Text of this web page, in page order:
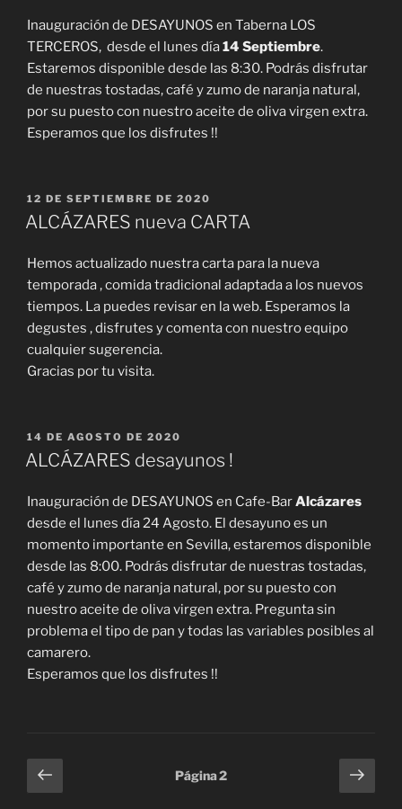
Inauguración de DESAYUNOS en Taberna LOS
TERCEROS, desde el lunes día14 Septiembre.
Estaremos disponible desde las 8:30. Podrás disfrutar
de nuestras tostadas, café y zumo de naranja natural,
por su puesto con nuestro aceite de oliva virgen extra.
Esperamos que los disfrutes !!
PUBLICADO
EL
12 DE SEPTIEMBRE DE 2020
ALCÁZARES nueva CARTA
Hemos actualizado nuestra carta para la nueva
temporada , comida tradicional adaptada a los nuevos
tiempos. La puedes revisar en la web. Esperamos la
degustes , disfrutes y comenta con nuestro equipo
cualquier sugerencia.
Gracias por tu visita.
PUBLICADO
EL
14 DE AGOSTO DE 2020
ALCÁZARES desayunos !
Inauguración de DESAYUNOS en Cafe-BarAlcázares
desde el lunes día 24 Agosto. El desayuno es un
momento importante en Sevilla, estaremos disponible
desde las 8:00. Podrás disfrutar de nuestras tostadas,
café y zumo de naranja natural, por su puesto con
nuestro aceite de oliva virgen extra. Pregunta sin
problema el tipo de pan y todas las variables posibles al
camarero.
Esperamos que los disfrutes !!
Paginación
de
Página
anterior
Página2